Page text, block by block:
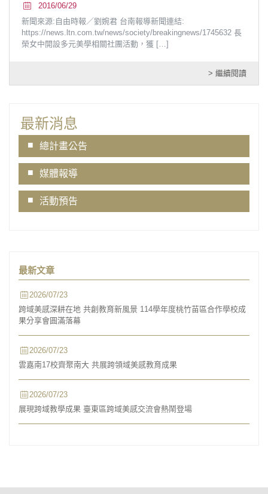
2016/06/29
新聞來源:自由時報／劉婉君 台南報導新聞連結:
https://news.ltn.com.tw/news/society/breakingnews/1745632 長
榮女中開設多元美學相關社團活動，獲 […]
> 繼續閱讀
最新消息
總計畫公告
媒體報導
活動預告
最新文章
2026/07/23
跨域美感深耕在地 共創教育新風景 114學年度桃竹苗區合作學校成
果分享會圓滿落幕
2026/07/23
雲嘉南17校齊聚南大 共展跨領域美感教育成果
2026/07/23
展現跨域教學成果 臺東區跨域美感交流會熱鬧登場